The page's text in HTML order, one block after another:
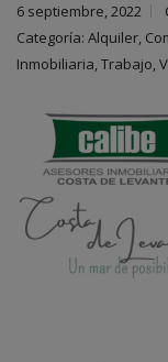
6 septiembre, 2022
Categoría: Alquiler,
Inmobiliaria,Trabajo,